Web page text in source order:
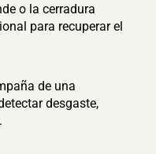
o la cerradura
para recuperar el
de una
desgaste,